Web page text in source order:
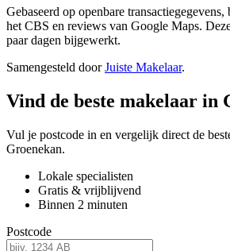
Gebaseerd op openbare
het CBS en reviews van Google Maps.
paar dagen bijgewerkt.
Samengesteld doorJuiste Makelaar.
Vind de beste makelaar in
Vul je postcode in en vergelijk direct de
Groenekan.
Lokale specialisten
Gratis & vrijblijvend
Binnen 2 minuten
Postcode